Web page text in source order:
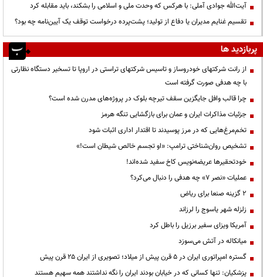
آیت‌الله جوادی آملی: با هرکس که وحدت ملی و اسلامی را بشکند، باید مقابله کرد
تقسیم غنایم مدیران یا دفاع از تولید؛ پشت‌پرده درخواست توقف یک آیین‌نامه چه بود؟
پربازدید ها
از رانت‌ شرکتهای خودروساز و تاسیس شرکتهای تراستی در اروپا تا تسخیر دستگاه نظارتی
با چه هدفی صورت گرفته است
چرا قالب وافل جایگزین سقف تیرچه بلوک در پروژه‌های مدرن شده است؟
جزئیات مذاکرات ایران و عمان برای بازگشایی تنگه هرمز
تخم‌مرغ‌هایی که در مرز پوسیدند تا اقتدار اداری اثبات شود
تشخیص روان‌شناختی ترامپ: «او تجسم خالص شیطان است!»
خودتحقیرها عریضه‌نویس کاخ سفید شده‌اند!
عملیات «نصر ۷» چه هدفی را دنبال می‌کرد؟
۲ گزینه صنعا برای ریاض
زلزله شهر یاسوج را لرزاند
آمریکا ویزای سفیر برزیل را باطل کرد
میانکاله در آتش می‌سوزد
گستره امپراتوری ایران در ۵ قرن پیش از میلاد؛ تصویری از ایران ۲۵ قرن پیش
پزشکیان: تنها کسانی که در خیابان بودند ایران را نگه نداشتند همه سهیم هستند